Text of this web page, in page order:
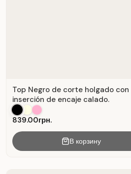
Top Negro de corte holgado con
inserción de encaje calado.
839.00грн.
В корзину